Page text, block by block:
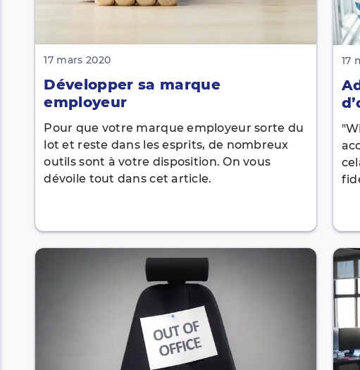
17 mars 2020
Développer sa marque
employeur
Pour que votre marque employeur sorte du
lot et reste dans les esprits, de nombreux
outils sont à votre disposition. On vous
dévoile tout dans cet article.
17